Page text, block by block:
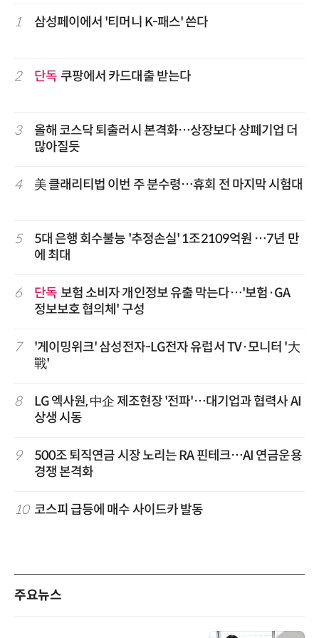
1 삼성페이에서 '티머니 K-패스' 쓴다
2 단독 쿠팡에서 카드대출 받는다
3
올해 코스닥 퇴출러시 본격화…상장보다 상폐기업 더
많아질듯
4 美 클래리티법 이번 주 분수령…휴회 전 마지막 시험대
5
5대 은행 회수불능 '추정손실' 1조2109억원 …7년 만
에 최대
6 단독 보험 소비자 개인정보 유출 막는다…'보험·GA
정보보호 협의체' 구성
7
'게이밍위크' 삼성전자-LG전자 유럽서 TV·모니터 '大
戰'
8
LG 엑사원, 中企 제조현장 '전파'…대기업과 협력사 AI
상생 시동
9
500조 퇴직연금 시장 노리는 RA 핀테크…AI 연금운용
경쟁 본격화
10 코스피 급등에 매수 사이드카 발동
주요뉴스